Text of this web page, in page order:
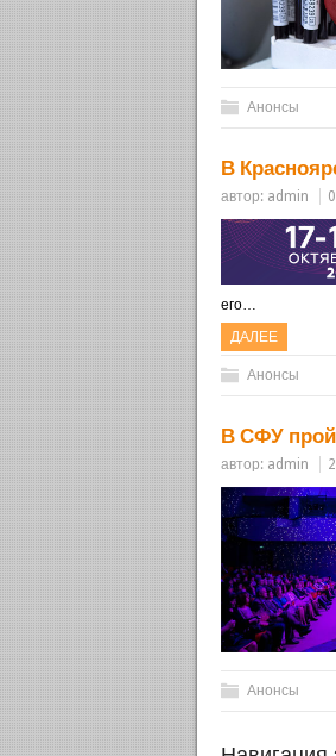
Анонсы
В
автор: admin
его…
ДАЛЕЕ
Анонсы
В СФУ
автор: admin
Анонсы